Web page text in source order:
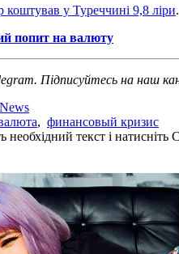
коштував у Туреччині 9,8 ліри.
попит на валюту
Підписуйтесь на наш
, финансовый кризис
текст і